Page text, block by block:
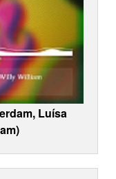
Luísa